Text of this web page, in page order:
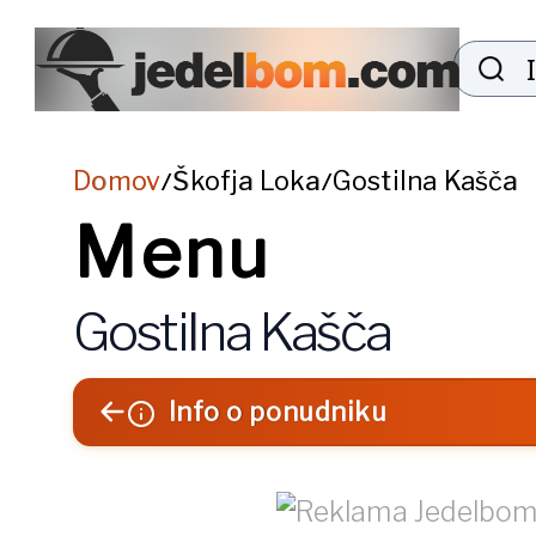
Domov/Škofja Loka/Gostilna Kašča
Menu
Gostilna Kašča
Info o ponudniku